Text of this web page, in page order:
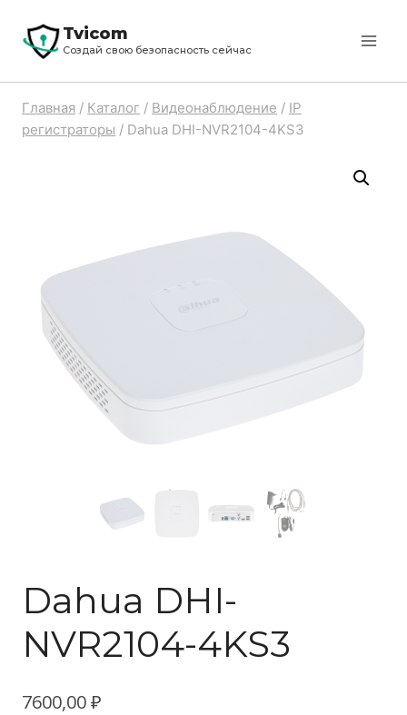
Tvicom
Создай свою безопасность сейчас
Главная / Каталог / Видеонаблюдение / IP
регистраторы / Dahua DHI-NVR2104-4KS3
Dahua DHI-
NVR2104-4KS3
7600,00₽